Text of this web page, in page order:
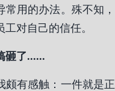
用的办法。殊不知，
对自己的信任。
砸了......
颇有感触：一件就是正